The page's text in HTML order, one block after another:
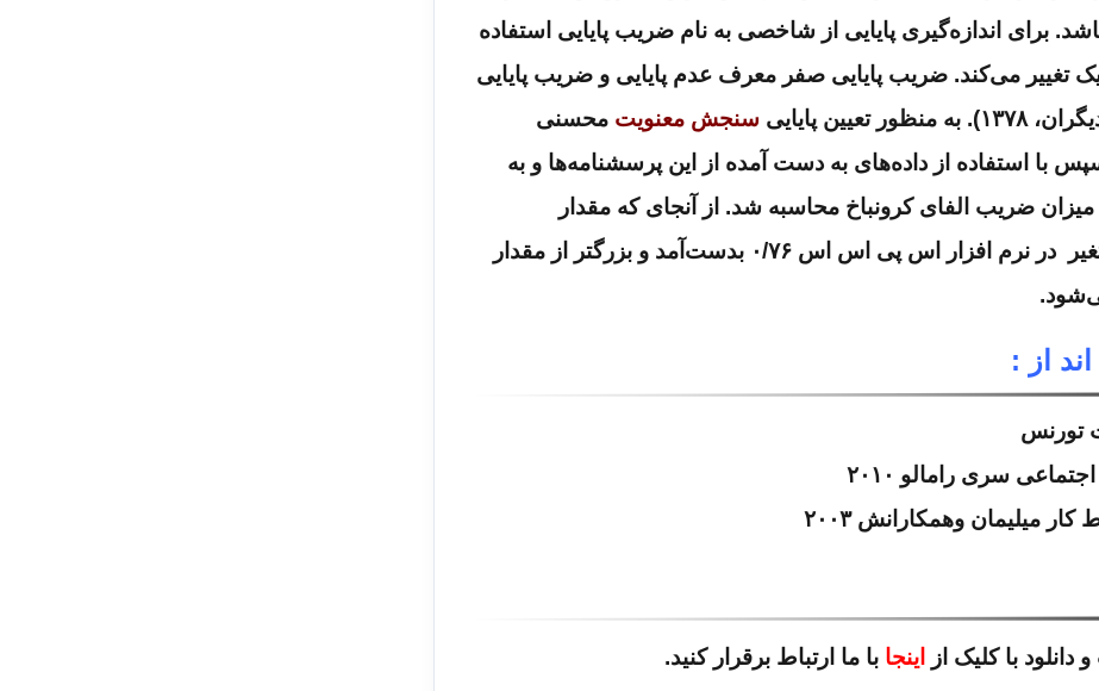
برای اندازه‌گیری پایایی از شاخصی به نام ضریب پایایی استفاده
تغییر می‌کند. ضریب پایایی صفر معرف عدم پایایی و ضریب پایایی
۱۳۷۸).
به منظور تعیین پایایی سنجش معنویت محسنی
و سپس با استفاده از داده‌های به دست آمده از این پرسشنامه‌ها و به
ضریب الفای کرونباخ محاسبه شد. از آنجای که مقدار
بدست‌آمده آلفای کرونباخ برای این متغیر در نرم افزار اس پی اس اس ۰/۷۶ بدست‌آمد و بزرگتر از مقدار
از :
تورنس
سری رامالو ۲۰۱۰
میلیمان وهمکارانش ۲۰۰۳
با کلیک از اینجا با ما ارتباط برقرار کنید.